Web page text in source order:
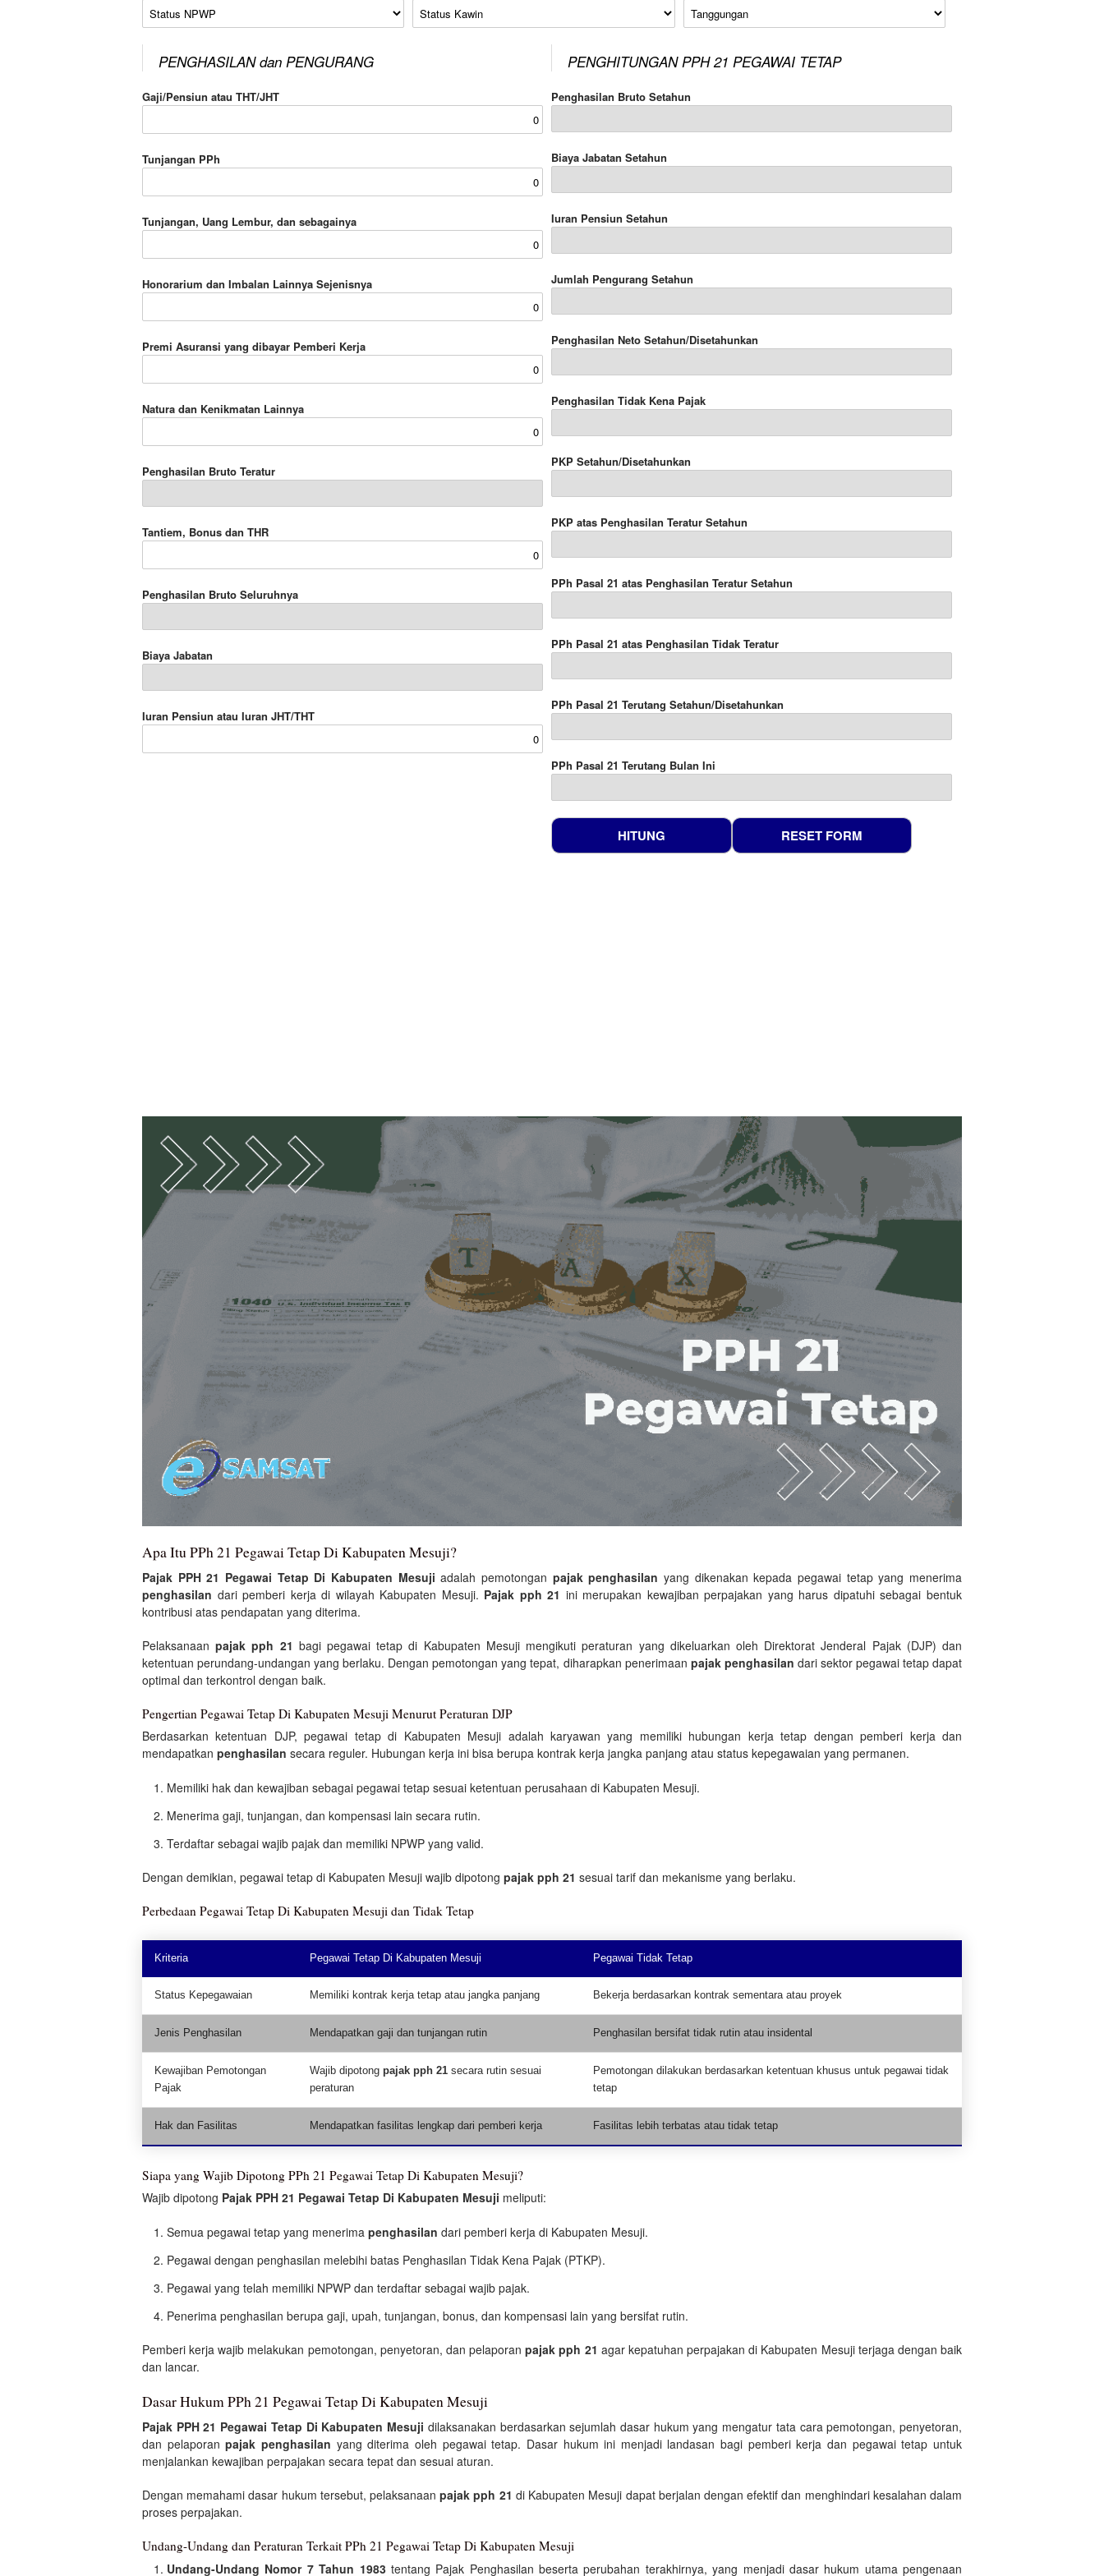
Status NPWP Status Kawin Tanggungan
PENGHASILAN dan PENGURANG
Gaji/Pensiun atau THT/JHT
Tunjangan PPh
Tunjangan, Uang Lembur, dan sebagainya
Honorarium dan Imbalan Lainnya Sejenisnya
Premi Asuransi yang dibayar Pemberi Kerja
Natura dan Kenikmatan Lainnya
Penghasilan Bruto Teratur
Tantiem, Bonus dan THR
Penghasilan Bruto Seluruhnya
Biaya Jabatan
Iuran Pensiun atau Iuran JHT/THT
PENGHITUNGAN PPH 21 PEGAWAI TETAP
Penghasilan Bruto Setahun
Biaya Jabatan Setahun
Iuran Pensiun Setahun
Jumlah Pengurang Setahun
Penghasilan Neto Setahun/Disetahunkan
Penghasilan Tidak Kena Pajak
PKP Setahun/Disetahunkan
PKP atas Penghasilan Teratur Setahun
PPh Pasal 21 atas Penghasilan Teratur Setahun
PPh Pasal 21 atas Penghasilan Tidak Teratur
PPh Pasal 21 Terutang Setahun/Disetahunkan
PPh Pasal 21 Terutang Bulan Ini
Apa Itu PPh 21 Pegawai Tetap Di Kabupaten Mesuji?
Pajak PPH 21 Pegawai Tetap Di Kabupaten Mesuji adalah pemotongan pajak penghasilan yang dikenakan kepada pegawai tetap yang menerima
penghasilan dari pemberi kerja di wilayah Kabupaten Mesuji. Pajak pph 21 ini merupakan kewajiban perpajakan yang harus dipatuhi sebagai bentuk
kontribusi atas pendapatan yang diterima.
Pelaksanaanpajak pph 21 bagi pegawai tetap di Kabupaten Mesuji mengikuti peraturan yang dikeluarkan oleh Direktorat Jenderal Pajak (DJP) dan
ketentuan perundang-undangan yang berlaku. Dengan pemotongan yang tepat, diharapkan penerimaan pajak penghasilan dari sektor pegawai tetap dapat
optimal dan terkontrol dengan baik.
Pengertian Pegawai Tetap Di Kabupaten Mesuji Menurut Peraturan DJP
Berdasarkan ketentuan DJP, pegawai tetap di Kabupaten Mesuji adalah karyawan yang memiliki hubungan kerja tetap dengan pemberi kerja dan
mendapatkan penghasilan secara reguler. Hubungan kerja ini bisa berupa kontrak kerja jangka panjang atau status kepegawaian yang permanen.
Memiliki hak dan kewajiban sebagai pegawai tetap sesuai ketentuan perusahaan di Kabupaten Mesuji.
Menerima gaji, tunjangan, dan kompensasi lain secara rutin.
Terdaftar sebagai wajib pajak dan memiliki NPWP yang valid.
Dengan demikian, pegawai tetap di Kabupaten Mesuji wajib dipotong pajak pph 21 sesuai tarif dan mekanisme yang berlaku.
Perbedaan Pegawai Tetap Di Kabupaten Mesuji dan Tidak Tetap
Kriteria Pegawai Tetap Di Kabupaten Mesuji Pegawai Tidak Tetap
Status Kepegawaian Memiliki kontrak kerja tetap atau jangka panjang Bekerja berdasarkan kontrak sementara atau proyek
Jenis Penghasilan Mendapatkan gaji dan tunjangan rutin Penghasilan bersifat tidak rutin atau insidental
Kewajiban Pemotongan
Pajak
Wajib dipotong pajak pph 21 secara rutin sesuai
peraturan
Pemotongan dilakukan berdasarkan ketentuan khusus untuk pegawai tidak
tetap
Hak dan Fasilitas Mendapatkan fasilitas lengkap dari pemberi kerja Fasilitas lebih terbatas atau tidak tetap
Siapa yang Wajib Dipotong PPh 21 Pegawai Tetap Di Kabupaten Mesuji?
Wajib dipotong Pajak PPH 21 Pegawai Tetap Di Kabupaten Mesuji meliputi:
Semua pegawai tetap yang menerima penghasilan dari pemberi kerja di Kabupaten Mesuji.
Pegawai dengan penghasilan melebihi batas Penghasilan Tidak Kena Pajak (PTKP).
Pegawai yang telah memiliki NPWP dan terdaftar sebagai wajib pajak.
Penerima penghasilan berupa gaji, upah, tunjangan, bonus, dan kompensasi lain yang bersifat rutin.
Pemberi kerja wajib melakukan pemotongan, penyetoran, dan pelaporanpajak pph 21 agar kepatuhan perpajakan di Kabupaten Mesuji terjaga dengan baik
dan lancar.
Dasar Hukum PPh 21 Pegawai Tetap Di Kabupaten Mesuji
Pajak PPH 21 Pegawai Tetap Di Kabupaten Mesuji dilaksanakan berdasarkan sejumlah dasar hukum yang mengatur tata cara pemotongan, penyetoran,
dan pelaporanpajak penghasilan yang diterima oleh pegawai tetap. Dasar hukum ini menjadi landasan bagi pemberi kerja dan pegawai tetap untuk
menjalankan kewajiban perpajakan secara tepat dan sesuai aturan.
Dengan memahami dasar hukum tersebut, pelaksanaanpajak pph 21 di Kabupaten Mesuji dapat berjalan dengan efektif dan menghindari kesalahan dalam
proses perpajakan.
Undang-Undang dan Peraturan Terkait PPh 21 Pegawai Tetap Di Kabupaten Mesuji
Undang-Undang Nomor 7 Tahun 1983tentang Pajak Penghasilan beserta perubahan terakhirnya, yang menjadi dasar hukum utama pengenaan